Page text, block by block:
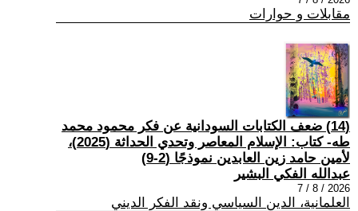
مقابلات و حوارات
(14) ضعف الكتابات السودانية عن فكر محمود محمد
طه- كتاب: الإسلام المعاصر وتحدي الحداثة (2025)،
لأمين حامد زين العابدين نموذجًا (2-9)
عبدالله الفكي البشير
2026 / 8 / 7
العلمانية، الدين السياسي ونقد الفكر الديني